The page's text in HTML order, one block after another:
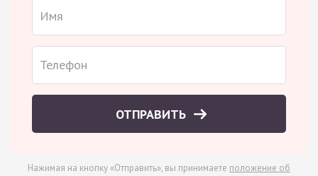
ОТПРАВИТЬ
Нажимая на кнопку «Отправить», вы принимаете положение об